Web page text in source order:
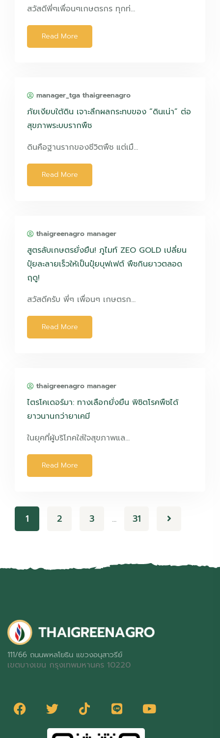
สวัสดีพี่ๆเพื่อนๆเกษตรกร ทุกท่…
Read More
manager_tga thaigreenagro
ภัยเงียบใต้ดิน เจาะลึกผลกระทบของ “ดินเน่า” ต่อ
สุขภาพระบบรากพืช
ดินคือฐานรากของชีวิตพืช แต่เมื…
Read More
thaigreenagro manager
สูตรลับเกษตรยั่งยืน! ภูไมท์ ZEO GOLD เปลี่ยน
ปุ๋ยละลายเร็วให้เป็นปุ๋ยบุฟเฟต์ พืชกินยาวตลอด
ฤดู!
สวัสดีครับ พี่ๆ เพื่อนๆ เกษตรก…
Read More
thaigreenagro manager
ไตรโคเดอร์มา: ทางเลือกยั่งยืน พิชิตโรคพืชได้
ยาวนานกว่ายาเคมี
ในยุคที่ผู้บริโภคใส่ใจสุขภาพแล…
Read More
1 2 3 … 31
111/66 ถนนพหลโยธิน แขวงอนุสาวรีย์
เขตบางเขน กรุงเทพมหานคร 10220